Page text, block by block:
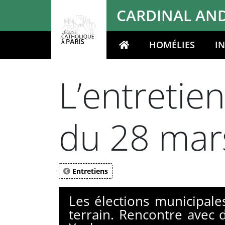
CARDINAL
Votre rechercheHOMÉLIES
du 28
Entretiens
Les élections
terrain. Rencontre avec